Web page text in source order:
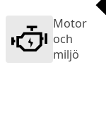
Motor
och
miljö